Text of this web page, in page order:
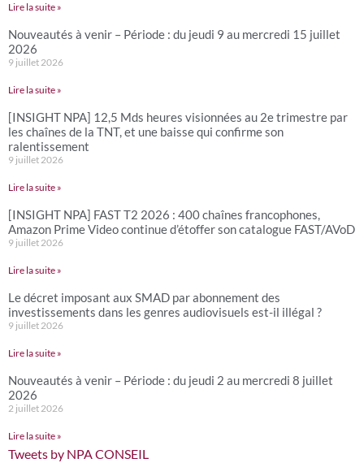
Lire la suite »
Nouveautés à venir – Période : du jeudi 9 au mercredi 15 juillet
2026
9 juillet 2026
Lire la suite »
[INSIGHT NPA] 12,5 Mds heures visionnées au 2e trimestre par
les chaînes de la TNT, et une baisse qui confirme son
ralentissement
9 juillet 2026
Lire la suite »
[INSIGHT NPA] FAST T2 2026 : 400 chaînes francophones,
Amazon Prime Video continue d’étoffer son catalogue FAST/AVoD
9 juillet 2026
Lire la suite »
Le décret imposant aux SMAD par abonnement des
investissements dans les genres audiovisuels est-il illégal ?
9 juillet 2026
Lire la suite »
Nouveautés à venir – Période : du jeudi 2 au mercredi 8 juillet
2026
2 juillet 2026
Lire la suite »
Tweets by NPA CONSEIL